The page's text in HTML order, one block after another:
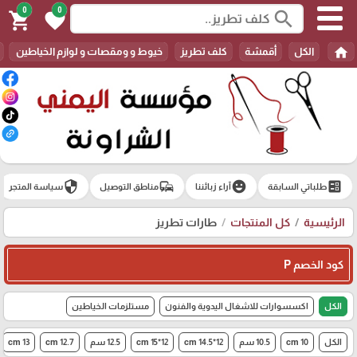
search
0
favorite
0
shopping_cart
home الكل أقمشة كلف تطريز خيوط و ومقصات و لوازم الخياطين
ballotطلباتي السابقة emoji_emotionsآراء زبائننا commuteمناطق التوصيل securityسياسة المتجر
الرئيسية كل المنتجات طارات تطريز
كود الخصم P
الكل اكسسوارات للاشغال اليدوية والفنون مستلزمات الخياطين
الكل 10 cm 10.5 سم 12*14.5 cm
12*15 cm 12.5 سم 12.7 cm
13 cm